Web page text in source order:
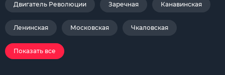
Двигатель Революции Заречная Канавинская
Ленинская Московская Чкаловская
Показать все